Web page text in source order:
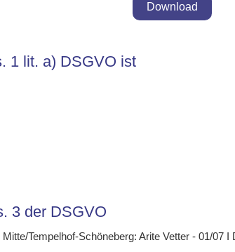
Download
1 lit. a) DSGVO ist
3 der DSGVO
Tempelhof-Schöneberg: Arite Vetter - 01/07 I